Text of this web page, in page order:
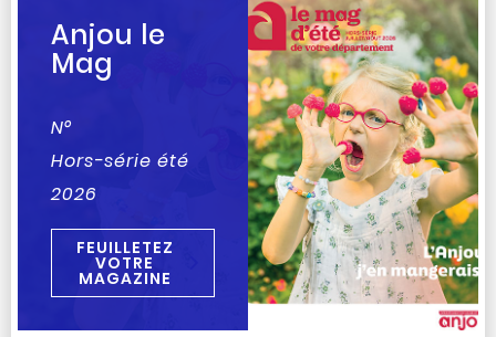
Anjou le
Mag
N°
Hors-série été
2026
FEUILLETEZ
VOTRE
MAGAZINE